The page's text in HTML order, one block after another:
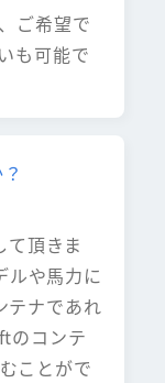
ご希望で
も可能で
頂きま
ルや馬力に
テナであれ
のコンテ
ことがで